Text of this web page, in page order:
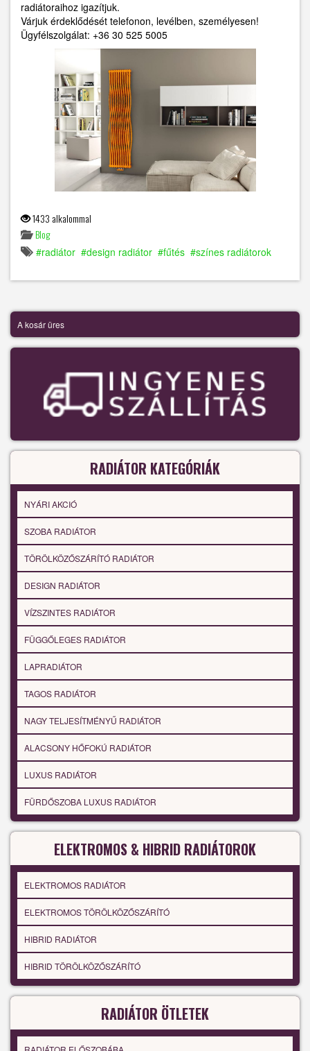
radiátoraihoz igazítjuk.
Várjuk érdeklődését telefonon, levélben, személyesen!
Ügyfélszolgálat: +36 30 525 5005
1433 alkalommal
Blog
radiátor design radiátor fűtés színes radiátorok
A kosár üres
RADIÁTOR KATEGÓRIÁK
NYÁRI AKCIÓ
SZOBA RADIÁTOR
TÖRÖLKÖZŐSZÁRÍTÓ RADIÁTOR
DESIGN RADIÁTOR
VÍZSZINTES RADIÁTOR
FÜGGŐLEGES RADIÁTOR
LAPRADIÁTOR
TAGOS RADIÁTOR
NAGY TELJESÍTMÉNYŰ RADIÁTOR
ALACSONY HŐFOKÚ RADIÁTOR
LUXUS RADIÁTOR
FÜRDŐSZOBA LUXUS RADIÁTOR
ELEKTROMOS & HIBRID RADIÁTOROK
ELEKTROMOS RADIÁTOR
ELEKTROMOS TÖRÖLKÖZŐSZÁRÍTÓ
HIBRID RADIÁTOR
HIBRID TÖRÖLKÖZŐSZÁRÍTÓ
RADIÁTOR ÖTLETEK